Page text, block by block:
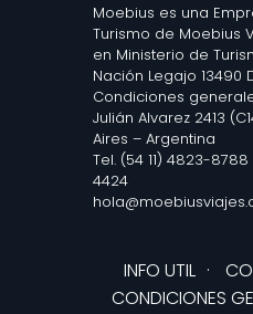
Moebius es una
Turismo de Moebius
en Ministerio de
Nación Legajo 13490
Condiciones
Julián Alvarez 2413
Aires – Argentina
Tel. (54 11) 4823-
4424
INFO UTIL ·
CONDICIONES